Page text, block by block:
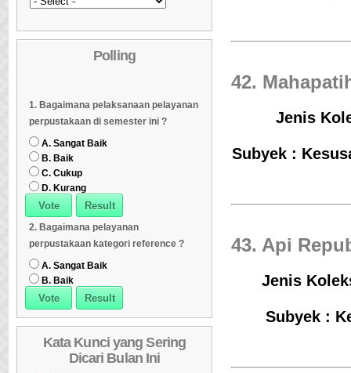
04 Daftar Koleksi (Judul)
05 Daftar Koleksi (Subyek)
Daftar Koleksi Banyak
08 Daftar Koleksi (Peruntukan)
03 Daftar Koleksi (Pengarang)
04 Daftar Koleksi (Judul)
Daftar Koleksi (Subyek)
Dipinjam
07 Daftar Koleksi (Klasifikasi/ddc)
Polling
1. Bagaimana pelaksanaan pelayanan
perpustakaan di semester ini ?
A. Sangat Baik
B. Baik
C. Cukup
D. Kurang
2. Bagaimana pelayanan
perpustakaan kategori reference ?
A. Sangat Baik
B. Baik
Kata Kunci yang Sering
Dicari Bulan Ini
42.
Jenis
Subyek :
43. Api
Jenis
Subyek :